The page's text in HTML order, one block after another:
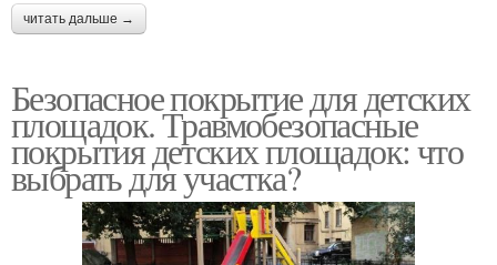
читать дальше →
Безопасное покрытие для детских
площадок. Травмобезопасные
покрытия детских площадок: что
выбрать для участка?